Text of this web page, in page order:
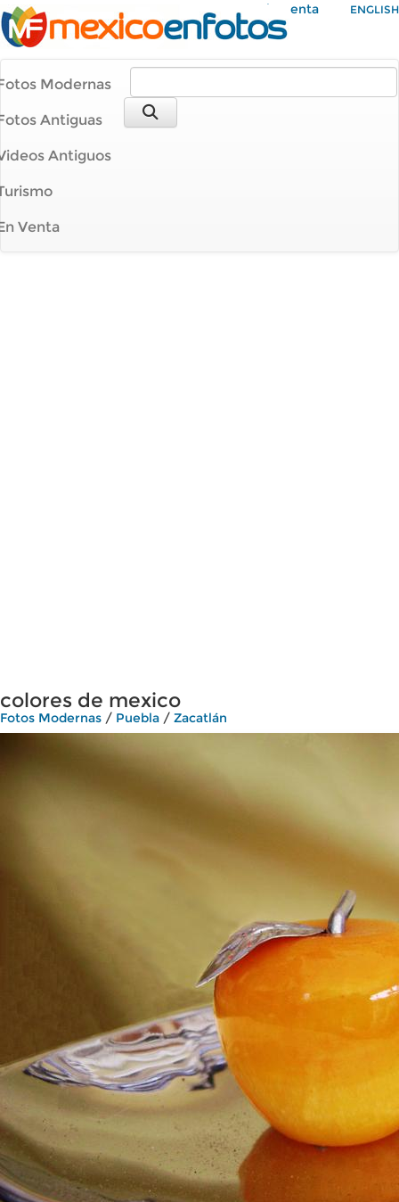
Mi Cuenta ENGLISH
Modernas
Antiguas
Antiguos
Venta
colores de mexico
Fotos Modernas / Puebla / Zacatlán